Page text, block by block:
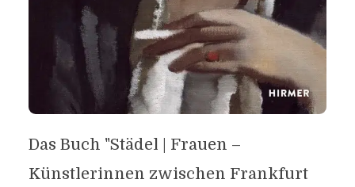
Das Buch "Städel | Frauen –
Künstlerinnen zwischen Frankfurt